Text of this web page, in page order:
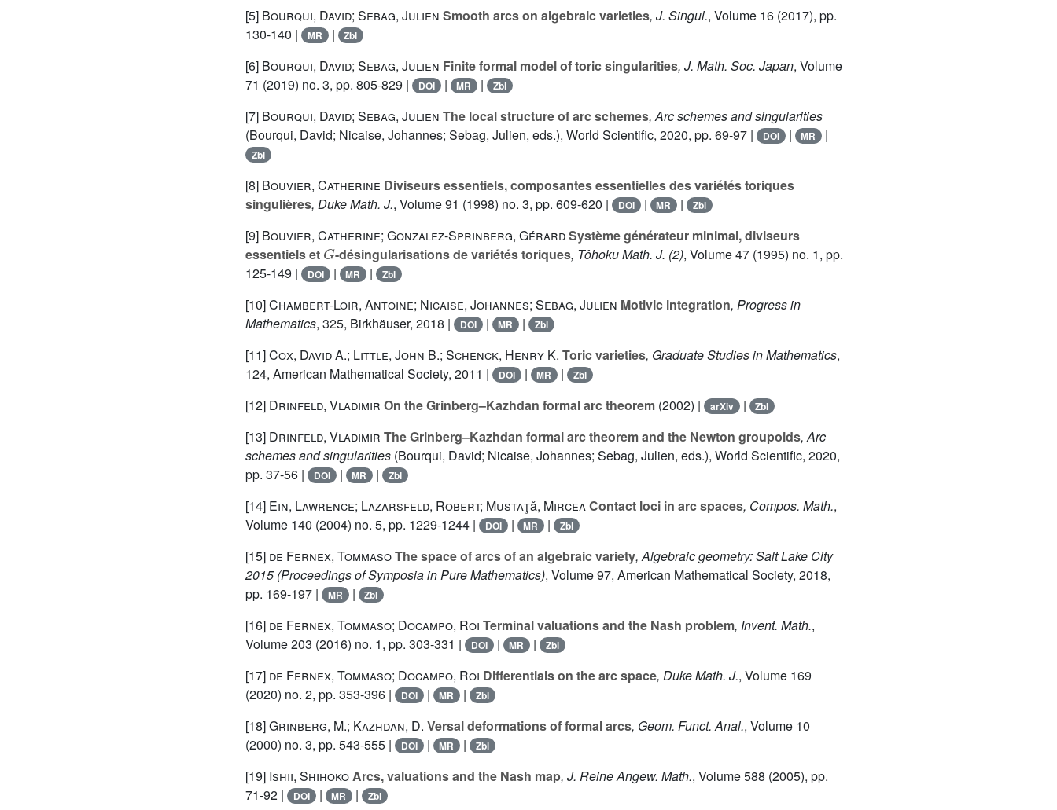
[5] Bourqui, David; Sebag, Julien Smooth arcs on algebraic varieties, J. Singul., Volume 16 (2017), pp.
130-140 |
MR | Zbl
[6] Bourqui, David; Sebag, Julien Finite formal model of toric singularities, J. Math. Soc. Japan, Volume
71 (2019) no. 3, pp. 805-829 | DOI | MR | Zbl
[7] Bourqui, David; Sebag, Julien The local structure of arc schemes, Arc schemes and singularities
(Bourqui, David; Nicaise, Johannes; Sebag, Julien, eds.), World Scientific, 2020, pp. 69-97 |
DOI | MR |
Zbl
[8] Bouvier, Catherine Diviseurs essentiels, composantes essentielles des variétés toriques
singulières, Duke Math. J., Volume 91 (1998) no. 3, pp. 609-620 | DOI | MR | Zbl
[9] Bouvier, Catherine; Gonzalez-Sprinberg, GérardSystème générateur minimal, diviseurs
essentiels et
G
-désingularisations de variétés toriques, Tôhoku Math. J. (2), Volume 47(1995) no. 1, pp.
125-149 |
DOI | MR | Zbl
[10]Chambert-Loir, Antoine; Nicaise, Johannes; Sebag, Julien Motivic integration, Progress in
Mathematics, 325, Birkhäuser, 2018 | DOI | MR | Zbl
[11]Cox, David A.; Little, John B.; Schenck, Henry K. Toric varieties, Graduate Studies in Mathematics,
124, American Mathematical Society, 2011 | DOI | MR | Zbl
[12] Drinfeld, Vladimir On the Grinberg–Kazhdan formal arc theorem (2002) | arXiv | Zbl
[13] Drinfeld, Vladimir The Grinberg–Kazhdan formal arc theorem and the Newton groupoids, Arc
schemes and singularities (Bourqui, David; Nicaise, Johannes; Sebag, Julien, eds.), World Scientific, 2020,
pp. 37-56 |
DOI | MR | Zbl
[14] Ein, Lawrence; Lazarsfeld, Robert; Mustaţǎ, MirceaContact loci in arc spaces, Compos. Math.,
Volume 140 (2004) no. 5, pp. 1229-1244 | DOI | MR | Zbl
[15] de Fernex, TommasoThe space of arcs of an algebraic variety, Algebraic geometry: Salt Lake City
2015(Proceedings of Symposia in Pure Mathematics), Volume 97, American Mathematical Society, 2018,
pp. 169-197 |
MR | Zbl
[16] de Fernex, Tommaso; Docampo, Roi Terminal valuations and the Nash problem, Invent. Math.,
Volume 203 (2016) no. 1, pp. 303-331 | DOI | MR | Zbl
[17] de Fernex, Tommaso; Docampo, Roi Differentials on the arc space, Duke Math. J., Volume 169
(2020) no. 2, pp. 353-396 |
DOI | MR | Zbl
[18]Grinberg, M.; Kazhdan, D. Versal deformations of formal arcs, Geom. Funct. Anal., Volume 10
(2000) no. 3, pp. 543-555 |
DOI | MR | Zbl
[19] Ishii, ShihokoArcs, valuations and the Nash map, J. Reine Angew. Math., Volume 588 (2005), pp.
71-92 |
DOI | MR | Zbl